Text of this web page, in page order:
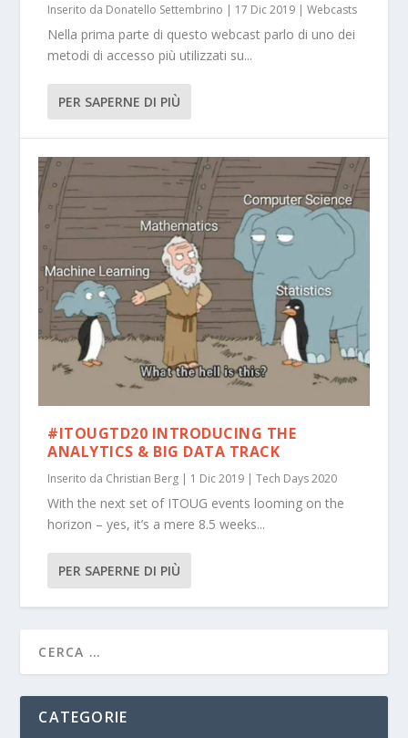
Inserito da Donatello Settembrino | 17 Dic 2019 |Webcasts
Nella prima parte di questo webcast parlo di uno dei
metodi di accesso più utilizzati su...
PER SAPERNE DI PIÙ
#ITOUGTD20 INTRODUCING THE
ANALYTICS & BIG DATA TRACK
Inserito da Christian Berg | 1 Dic 2019 |Tech Days 2020
With the next set of ITOUG events looming on the
horizon – yes, it’s a mere 8.5 weeks...
PER SAPERNE DI PIÙ
CATEGORIE